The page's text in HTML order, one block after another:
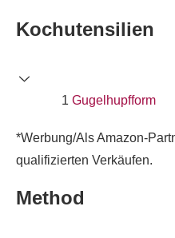
Kochutensilien
1 Gugelhupfform
*Werbung/Als Amazon-Partner verdiene ich an
qualifizierten Verkäufen.
Method